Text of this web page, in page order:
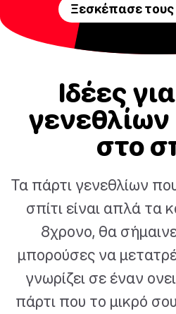
Ξεσκέπασε τους
Ιδέες
στο
Τα πάρτι γενεθλίων
σπίτι είναι απλά τα
8χρονο, θα
μπορούσες να
γνωρίζει σε έναν
πάρτι που το μικρό